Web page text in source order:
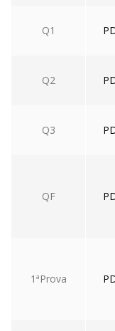
Q1
Q2
Q3
QF
1ªProva